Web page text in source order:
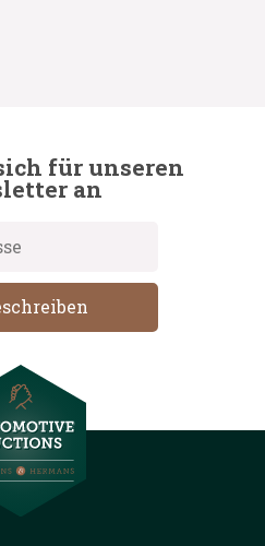
für unseren
an